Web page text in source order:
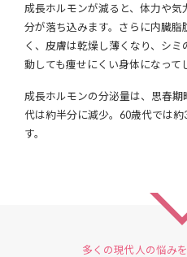
成長ホルモンが減ると、体力や
分が落ち込みます。さらに内臓
く、皮膚は乾燥し薄くなり、シ
動しても痩せにくい身体になって
成長ホルモンの分泌量は、思春
代は約半分に減少。60歳代では
す。
多くの現代人の悩み